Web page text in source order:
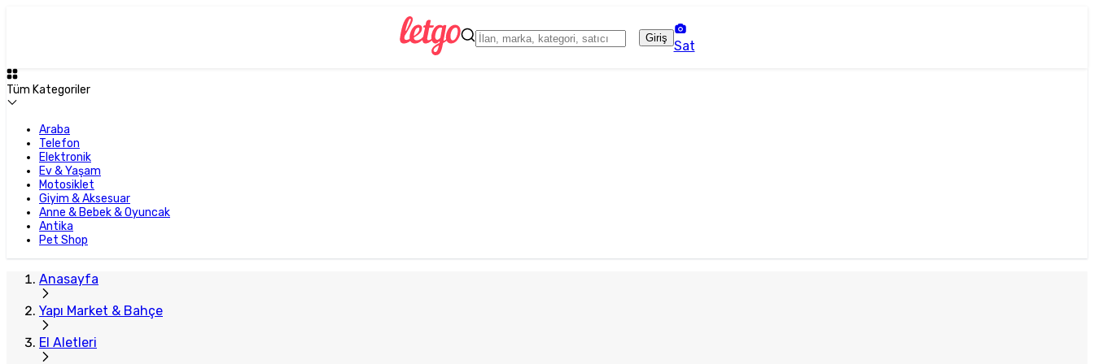
Giriş
Sat
Tüm Kategoriler
Araba
Telefon
Elektronik
Ev & Yaşam
Motosiklet
Giyim & Aksesuar
Anne & Bebek & Oyuncak
Antika
Pet Shop
Anasayfa
Yapı Market & Bahçe
El Aletleri